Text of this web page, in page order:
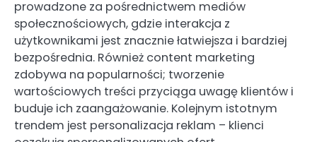
prowadzone za pośrednictwem mediów
społecznościowych, gdzie interakcja z
użytkownikami jest znacznie łatwiejsza i bardziej
bezpośrednia. Również content marketing
zdobywa na popularności; tworzenie
wartościowych treści przyciąga uwagę klientów i
buduje ich zaangażowanie. Kolejnym istotnym
trendem jest personalizacja reklam – klienci